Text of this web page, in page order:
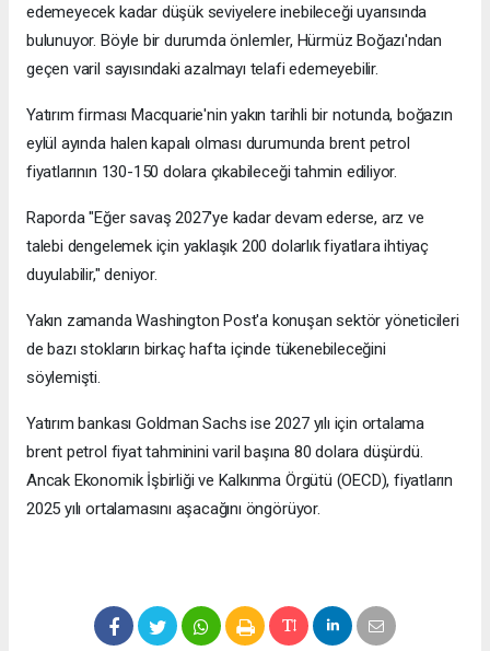
edemeyecek kadar düşük seviyelere inebileceği uyarısında
bulunuyor. Böyle bir durumda önlemler, Hürmüz Boğazı'ndan
geçen varil sayısındaki azalmayı telafi edemeyebilir.
Yatırım firması Macquarie'nin yakın tarihli bir notunda, boğazın
eylül ayında halen kapalı olması durumunda brent petrol
fiyatlarının 130-150 dolara çıkabileceği tahmin ediliyor.
Raporda "Eğer savaş 2027'ye kadar devam ederse, arz ve
talebi dengelemek için yaklaşık 200 dolarlık fiyatlara ihtiyaç
duyulabilir," deniyor.
Yakın zamanda Washington Post'a konuşan sektör yöneticileri
de bazı stokların birkaç hafta içinde tükenebileceğini
söylemişti.
Yatırım bankası Goldman Sachs ise 2027 yılı için ortalama
brent petrol fiyat tahminini varil başına 80 dolara düşürdü.
Ancak Ekonomik İşbirliği ve Kalkınma Örgütü (OECD), fiyatların
2025 yılı ortalamasını aşacağını öngörüyor.